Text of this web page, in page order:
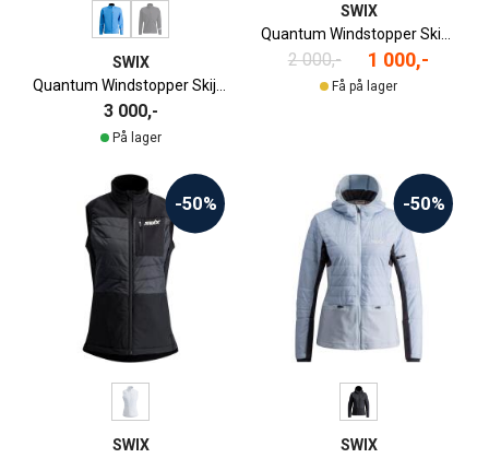
SWIX
3 000,-
På lager
SWIX
2 000,- 1 000,-
Få på lager
-50%
SWIX
-50%
SWIX